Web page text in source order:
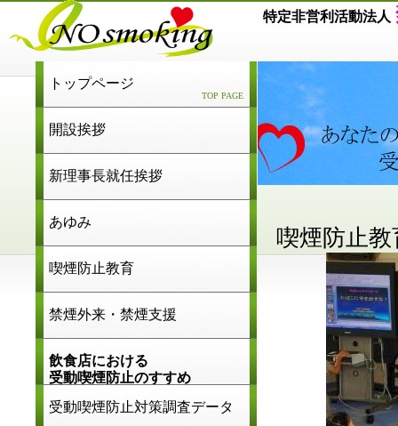
特定非営利活動法人
喫煙防止教
トップページ
TOP PAGE
禁煙ねット石川について
開設挨拶
新理事長就任挨拶
あゆみ
喫煙防止教育
禁煙外来・禁煙支援
飲食店における
受動喫煙防止のすすめ
受動喫煙防止対策調査データ